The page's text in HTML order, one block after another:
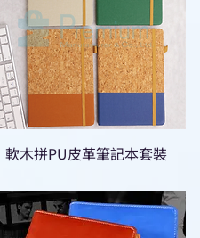
軟木拼PU皮革筆記本套裝